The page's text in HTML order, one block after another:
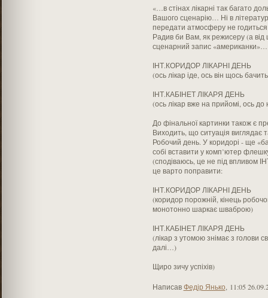
«…в стінах лікарні так багато
Вашого сценарію… Ні в
передати атмосферу не
Радив би Вам, як режисеру (а від
сценарний запис «американки»…
ІНТ.КОРИДОР ЛІКАРНІ ДЕНЬ
(ось лікар іде, ось він щось
ІНТ.КАБІНЕТ ЛІКАРЯ ДЕНЬ
(ось лікар вже на прийомі, ось
До фінальної картинки також є
Виходить, що ситуація виглядає
Робочий день. У коридорі - ще
собі вставити у комп’ютер
(сподіваюсь, це не під впливом
це варто поправити:
ІНТ.КОРИДОР ЛІКАРНІ ДЕНЬ
(коридор порожній, кінець
монотонно шаркає шваброю)
ІНТ.КАБІНЕТ ЛІКАРЯ ДЕНЬ
(лікар з утомою знімає з голови
далі…)
Щиро зичу успіхів)
НаписавФедір Янько 11:05